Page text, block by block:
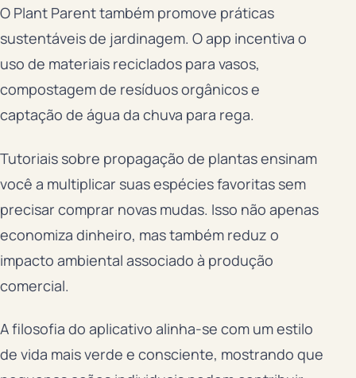
O Plant Parent também promove práticas
sustentáveis de jardinagem. O app incentiva o
uso de materiais reciclados para vasos,
compostagem de resíduos orgânicos e
captação de água da chuva para rega.
Tutoriais sobre propagação de plantas ensinam
você a multiplicar suas espécies favoritas sem
precisar comprar novas mudas. Isso não apenas
economiza dinheiro, mas também reduz o
impacto ambiental associado à produção
comercial.
A filosofia do aplicativo alinha-se com um estilo
de vida mais verde e consciente, mostrando que